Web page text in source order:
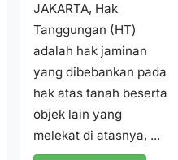
JAKARTA, Hak
Tanggungan (HT)
adalah hak jaminan
yang dibebankan pada
hak atas tanah beserta
objek lain yang
melekat di atasnya, ...